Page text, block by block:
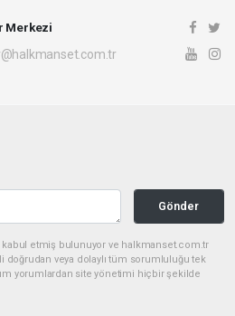
Merkezi
Gönder
kabul etmiş bulunuyor ve halkmanset.com.tr
doğrudan veya dolaylı tüm sorumluluğu tek
yorumlardan site yönetimi hiçbir şekilde